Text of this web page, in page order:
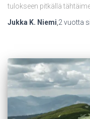
tulokseen pitkällä
Jukka K. Niemi,2 vuotta